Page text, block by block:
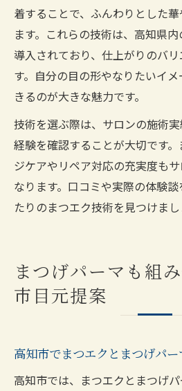
着することで、ふんわりとした
ます。これらの技術は、高知県
導入されており、仕上がりのバ
す。自分の目の形やなりたいイ
きるのが大きな魅力です。
技術を選ぶ際は、サロンの施術
経験を確認することが大切です
ジケアやリペア対応の充実度も
なります。口コミや実際の体験
たりのまつエク技術を見つけまし
まつげパーマも組
市目元提案
高知市でまつエクとまつげパ
高知市では、まつエクとまつげ